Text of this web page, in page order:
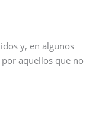
y, en algunos
por aquellos que no